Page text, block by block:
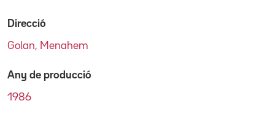
Direcció
Golan, Menahem
Any de producció
1986